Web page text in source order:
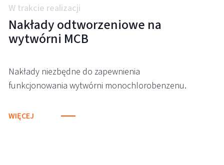
W trakcie realizacji
Nakłady odtworzeniowe na
wytwórni MCB
Nakłady niezbędne do zapewnienia
funkcjonowania wytwórni monochlorobenzenu.
WIĘCEJ